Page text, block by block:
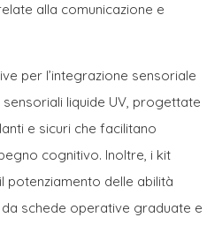
alla comunicazione e
per l’integrazione sensoriale
liquide UV, progettate
e sicuri che facilitano
cognitivo. Inoltre, i kit
potenziamento delle abilità
schede operative graduate e